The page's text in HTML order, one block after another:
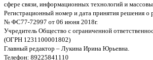
сфере связи, информационных технологий и
Регистрационный номер и дата принятия решения о
№ ФС77-72997 от 06 июня 2018г.
Учредитель Общество с ограниченной
(ОГРН 1231100001802)
Главный редактор – Лукина Ирина Юрьевна.
Телефон: 89225841110